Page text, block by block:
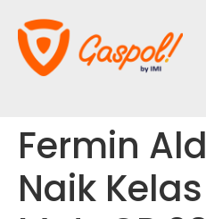
Fermin
Naik